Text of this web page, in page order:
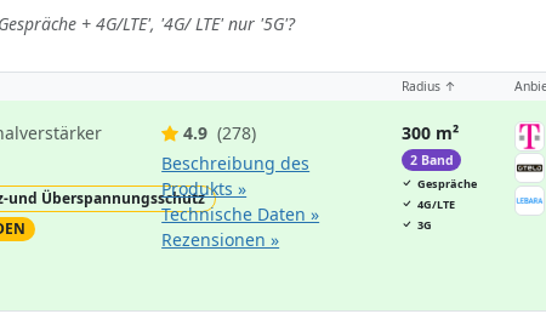
+ 4G/LTE', '4G/ LTE' nur '5G'?
Radius ↑
und Überspannungsschutz
4.9 (278)
Beschreibung des
Produkts »
Technische Daten »
Rezensionen »
300 m²
2 Band
Gespräche
4G/LTE
3G